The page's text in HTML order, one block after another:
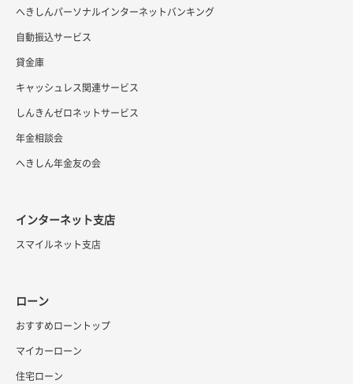
へきしんパーソナルインターネットバンキング
自動振込サービス
貸金庫
キャッシュレス関連サービス
しんきんゼロネットサービス
年金相談会
へきしん年金友の会
インターネット支店
スマイルネット支店
ローン
おすすめローントップ
マイカーローン
住宅ローン